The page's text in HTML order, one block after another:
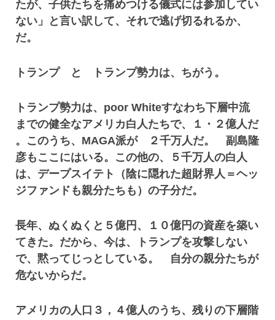
たが、子供たちを痛めつける儀式には参加してい
ない」と言い訳して、それで逃げ切るれるか、
だ。
トランプ と トランプ勢力は、ちがう。
トランプ勢力は、poor Whiteすなわち下層中流
までの健全なアメリカ白人たちで、１・２億人だ
。このうち、MAGA派が ２千万人だ。 副島隆
彦もここにはいる。この他の、５千万人の白人
は、デープスイテト（陰に隠れた超財界人＝ヘッ
ジファンドも親分たちも）の子分だ。
長年、ぬくぬくと５億円、１０億円の資産を築い
てきた。だから、今は、トランプを攻撃しない
で、黙ってじっとしている。 自分の親分たちが
危ないからだ。
アメリカの人口３，４億人のうち、残りの下層階